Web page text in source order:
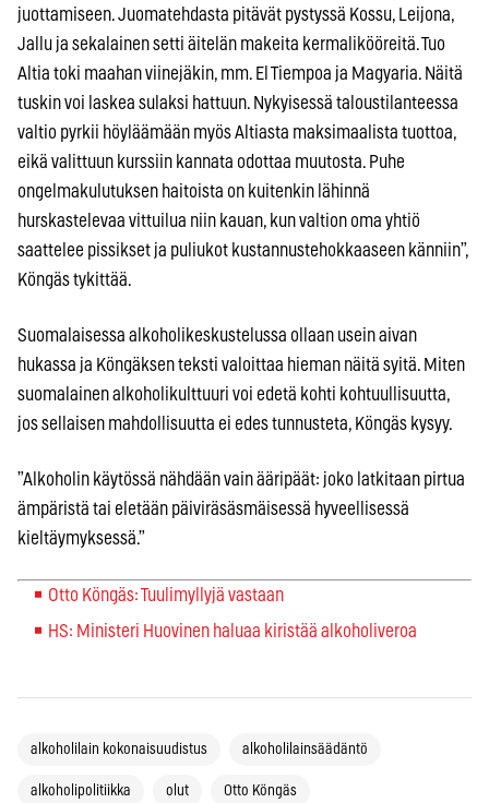
juottamiseen. Juomatehdasta pitävät pystyssä Kossu, Leijona,
Jallu ja sekalainen setti äitelän makeita kermalikööreitä. Tuo
Altia toki maahan viinejäkin, mm. El Tiempoa ja Magyaria. Näitä
tuskin voi laskea sulaksi hattuun. Nykyisessä taloustilanteessa
valtio pyrkii höyläämään myös Altiasta maksimaalista tuottoa,
eikä valittuun kurssiin kannata odottaa muutosta. Puhe
ongelmakulutuksen haitoista on kuitenkin lähinnä
hurskastelevaa vittuilua niin kauan, kun valtion oma yhtiö
saattelee pissikset ja puliukot kustannustehokkaaseen känniin”,
Köngäs tykittää.
Suomalaisessa alkoholikeskustelussa ollaan usein aivan
hukassa ja Köngäksen teksti valoittaa hieman näitä syitä. Miten
suomalainen alkoholikulttuuri voi edetä kohti kohtuullisuutta,
jos sellaisen mahdollisuutta ei edes tunnusteta, Köngäs kysyy.
”Alkoholin käytössä nähdään vain ääripäät: joko latkitaan pirtua
ämpäristä tai eletään päiviräsäsmäisessä hyveellisessä
kieltäymyksessä.”
Otto Köngäs: Tuulimyllyjä vastaan
HS: Ministeri Huovinen haluaa kiristää alkoholiveroa
alkoholilain kokonaisuudistus alkoholilainsäädäntö
alkoholipolitiikka olut Otto Köngäs